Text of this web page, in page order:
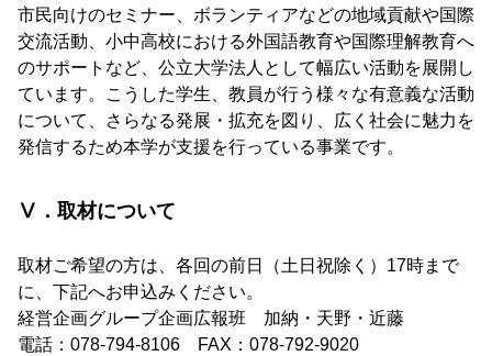
市民向けのセミナー、ボランティアなどの地域貢献や国際
交流活動、小中高校における外国語教育や国際理解教育へ
のサポートなど、公立大学法人として幅広い活動を展開し
ています。こうした学生、教員が行う様々な有意義な活動
について、さらなる発展・拡充を図り、広く社会に魅力を
発信するため本学が支援を行っている事業です。
Ⅴ．取材について
取材ご希望の方は、各回の前日（土日祝除く）17時まで
に、下記へお申込みください。
経営企画グループ企画広報班 加納・天野・近藤
電話：078-794-8106 FAX：078-792-9020